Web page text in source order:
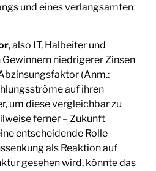
und eines verlangsamten
, also IT, Halbeiter und
niedrigerer Zinsen
(Anm.:
auf ihren
um diese vergleichbar zu
ferner – Zukunft
entscheidende Rolle
als Reaktion auf
gesehen wird, könnte das